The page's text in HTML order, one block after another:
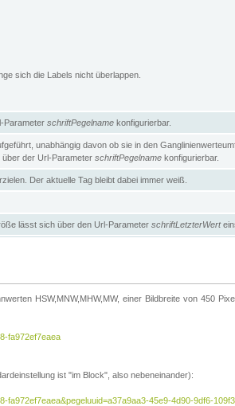
sich die Labels nicht überlappen.
Parameter schriftPegelname konfigurierbar.
unabhängig davon ob sie in den
der Url-Parameter schriftPegelname konfigurierbar.
Der aktuelle Tag bleibt dabei immer weiß.
lässt sich über den Url-Parameter schriftLetzterWert
HSW,MNW,MHW,MW, einer Bildbreite von 450
fa972ef7eaea
ist "im Block", also nebeneinander):
45e9-4d90-9df6-